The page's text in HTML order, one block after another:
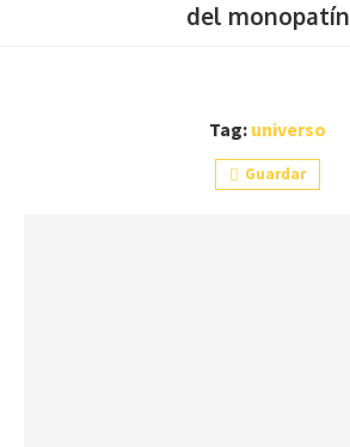
del monopatín
Tag: universo
Guardar